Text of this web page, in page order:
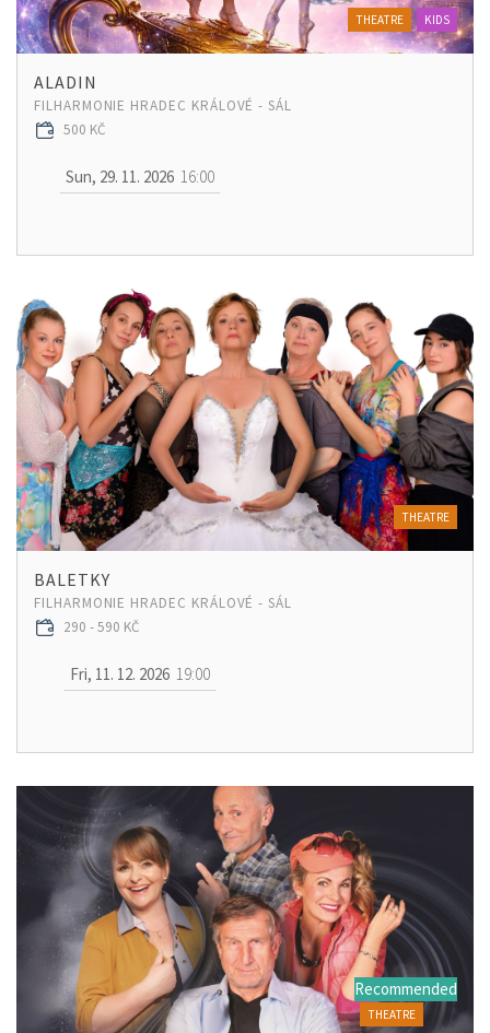
THEATRE KIDS
ALADIN
FILHARMONIE HRADEC KRÁLOVÉ - SÁL
500 KČ
Sun, 29. 11. 2026 16:00
THEATRE
BALETKY
FILHARMONIE HRADEC KRÁLOVÉ - SÁL
290 - 590 KČ
Fri, 11. 12. 2026 19:00
Recommended
THEATRE